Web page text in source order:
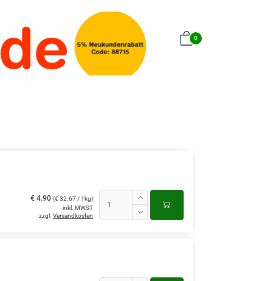
0
€ 4.90 (€ 32.67 / 1kg)
inkl. MWST
zzgl. Versandkosten